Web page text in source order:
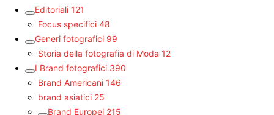
Editoriali 121
Focus specifici 48
Generi fotografici 99
Storia della fotografia di Moda 12
I Brand fotografici 390
Brand Americani 146
brand asiatici 25
Brand Europei 215